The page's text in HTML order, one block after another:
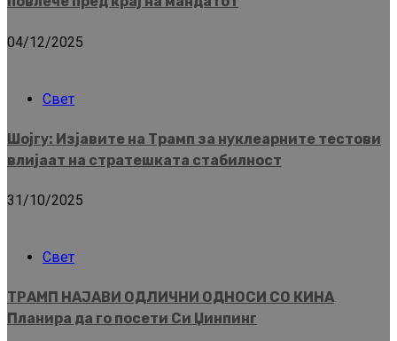
04/12/2025
Свет
Шојгу: Изјавите на Трамп за нуклеарните тестови
влијаат на стратешката стабилност
31/10/2025
Свет
ТРАМП НАЈАВИ ОДЛИЧНИ ОДНОСИ СО КИНА
Планира да го посети Си Џинпинг